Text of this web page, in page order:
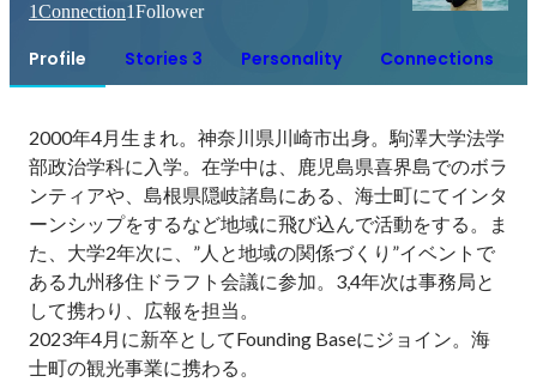
1Connection1Follower
Profile Stories 3 Personality Connections
2000年4月生まれ。神奈川県川崎市出身。駒澤大学法学
部政治学科に入学。在学中は、鹿児島県喜界島でのボラ
ンティアや、島根県隠岐諸島にある、海士町にてインタ
ーンシップをするなど地域に飛び込んで活動をする。ま
た、大学2年次に、”人と地域の関係づくり”イベントで
ある九州移住ドラフト会議に参加。3,4年次は事務局と
して携わり、広報を担当。
2023年4月に新卒としてFounding Baseにジョイン。海
士町の観光事業に携わる。